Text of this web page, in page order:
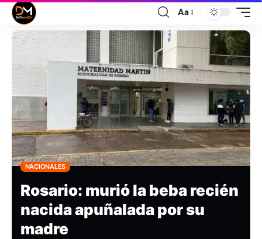
Aa
NACIONALES
Rosario: murió la beba recién
nacida apuñalada por su
madre